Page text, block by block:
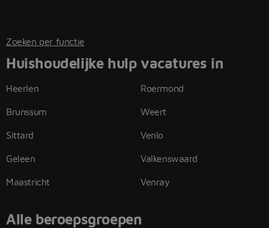
Zoeken per functie
Huishoudelijke hulp vacatures in
Heerlen
Brunssum
Sittard
Geleen
Maastricht
Roermond
Weert
Venlo
Valkenswaard
Venray
Alle beroepsgroepen